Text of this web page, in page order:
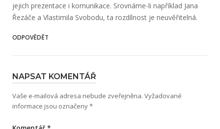
jejich prezentace i komunikace. Srovnáme-li například Jana
Řezáče a Vlastimila Svobodu, ta rozdílnost je neuvěřitelná.
ODPOVĚDĚT
NAPSAT KOMENTÁŘ
Vaše e-mailová adresa nebude zveřejněna. Vyžadované
informace jsou označeny*